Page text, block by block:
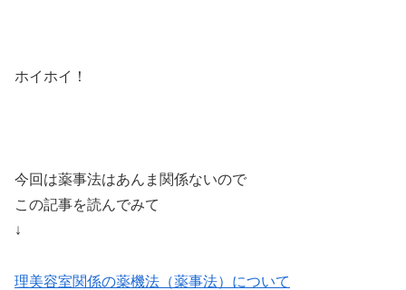
ホイホイ！
今回は薬事法はあんま関係ないので
この記事を読んでみて
↓
理美容室関係の薬機法（薬事法）について